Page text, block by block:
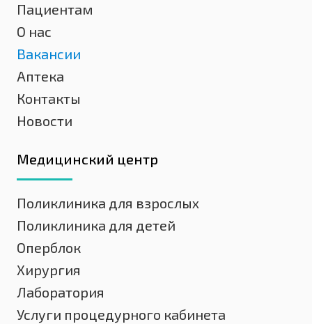
Пациентам
О нас
Вакансии
Аптека
Контакты
Новости
Медицинский центр
Поликлиника для взрослых
Поликлиника для детей
Оперблок
Хирургия
Лаборатория
Услуги процедурного кабинета